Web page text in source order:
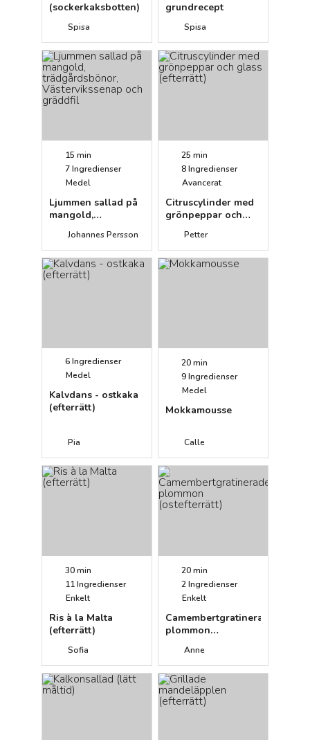
(sockerkaksbotten)
Spisa
grundrecept
Spisa
15 min
7Ingredienser
Medel
Ljummen sallad på
mangold,
Västervikssenap
och gräddfil
Johannes Persson
25 min
8Ingredienser
Avancerat
Citruscylinder med
grönpeppar och
Petter
6Ingredienser
Medel
Kalvdans - ostkaka
(efterrätt)
Pia
20 min
9Ingredienser
Medel
Mokkamousse
Calle
30 min
11Ingredienser
Enkelt
Ris à la Malta
(efterrätt)
Sofia
20 min
2Ingredienser
Enkelt
Camembertgratinerade
plommon
Anne